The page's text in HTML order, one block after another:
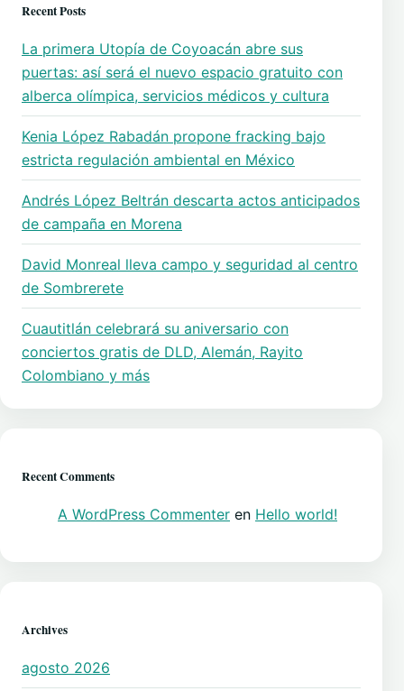
Recent Posts
La primera Utopía de Coyoacán abre sus
puertas: así será el nuevo espacio gratuito con
alberca olímpica, servicios médicos y cultura
Kenia López Rabadán propone fracking bajo
estricta regulación ambiental en México
Andrés López Beltrán descarta actos anticipados
de campaña en Morena
David Monreal lleva campo y seguridad al centro
de Sombrerete
Cuautitlán celebrará su aniversario con
conciertos gratis de DLD, Alemán, Rayito
Colombiano y más
Recent Comments
A WordPress Commenter en Hello world!
Archives
agosto 2026